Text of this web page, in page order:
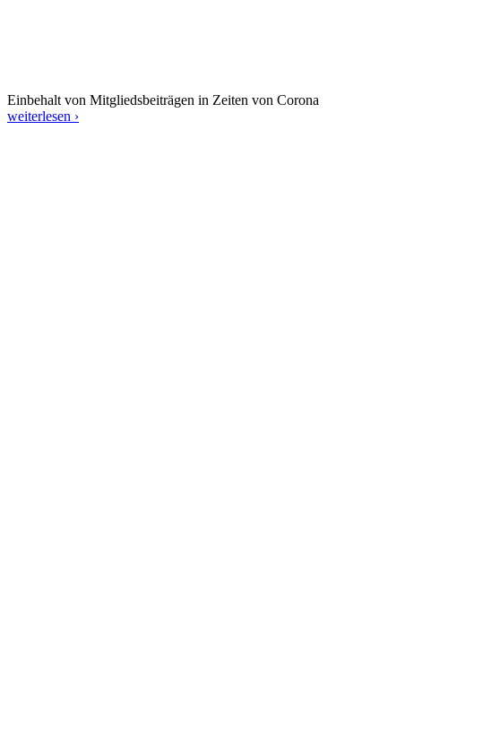
Einbehalt von Mitgliedsbeiträgen in Zeiten von Corona
weiterlesen ›